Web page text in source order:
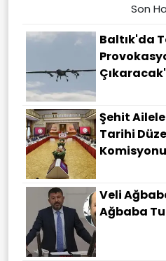
Son
Baltık'da
Şehit
Tarihi
Veli
Ağbaba